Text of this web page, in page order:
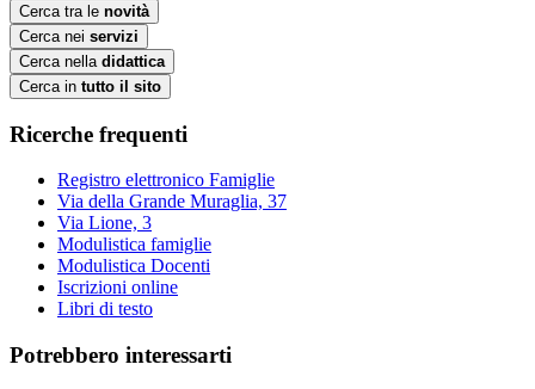
Cerca tra le novità
Cerca nei servizi
Cerca nella didattica
Cerca in tutto il sito
Ricerche frequenti
Registro elettronico Famiglie
Via della Grande Muraglia, 37
Via Lione, 3
Modulistica famiglie
Modulistica Docenti
Iscrizioni online
Libri di testo
Potrebbero interessarti